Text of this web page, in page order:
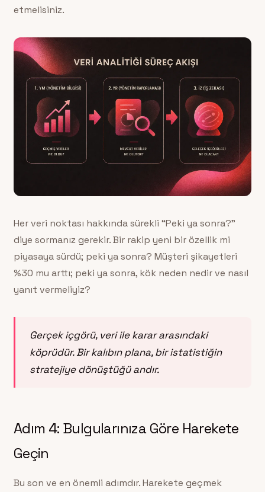
etmelisiniz.
Her veri noktası hakkında sürekli “Peki ya sonra?”
diye sormanız gerekir. Bir rakip yeni bir özellik mi
piyasaya sürdü; peki ya sonra? Müşteri şikayetleri
%30 mu arttı; peki ya sonra, kök neden nedir ve nasıl
yanıt vermeliyiz?
Gerçek içgörü, veri ile karar arasındaki
köprüdür. Bir kalıbın plana, bir istatistiğin
stratejiye dönüştüğü andır.
Adım 4: Bulgularınıza Göre Harekete
Geçin
Bu son ve en önemli adımdır. Harekete geçmek